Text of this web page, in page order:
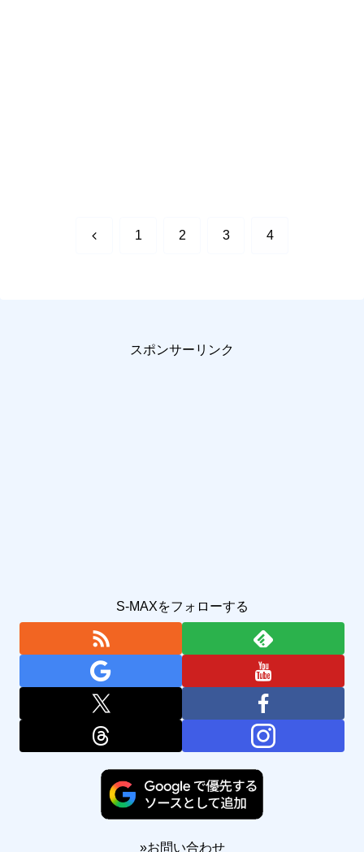
前 1 2 3 4
スポンサーリンク
S-MAXをフォローする
»お問い合わせ